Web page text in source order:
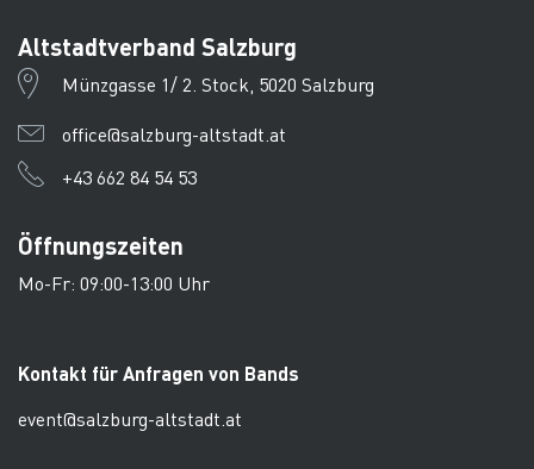
Altstadtverband Salzburg
Münzgasse 1/ 2. Stock, 5020 Salzburg
office@salzburg-altstadt.at
+43 662 84 54 53
Öffnungszeiten
Mo-Fr: 09:00-13:00 Uhr
Kontakt für Anfragen von Bands
event@salzburg-altstadt.at